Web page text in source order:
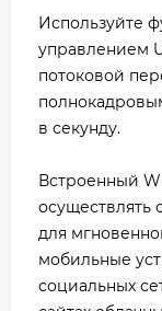
Используйте
управлением
потоковой
в секунду.
Встроенный
осуществлять
для
мобильные
социальных